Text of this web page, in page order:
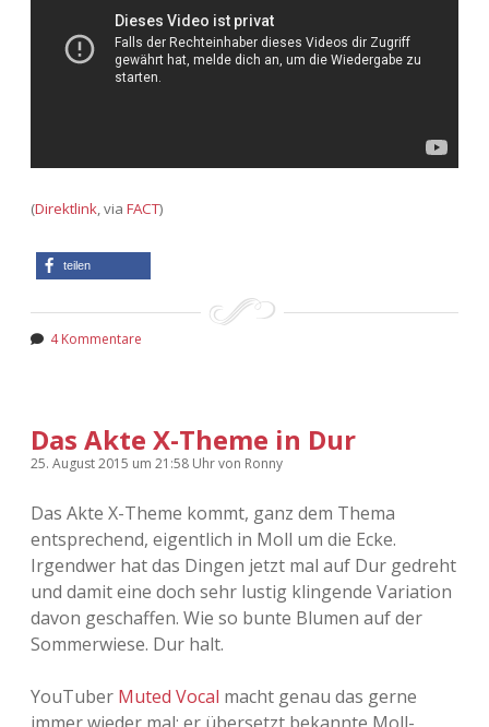
(Direktlink, via FACT)
teilen
4 Kommentare
Das Akte X-Theme in Dur
25. August 2015 um 21:58 Uhrvon Ronny
Das Akte X-Theme kommt, ganz dem Thema
entsprechend, eigentlich in Moll um die Ecke.
Irgendwer hat das Dingen jetzt mal auf Dur gedreht
und damit eine doch sehr lustig klingende Variation
davon geschaffen. Wie so bunte Blumen auf der
Sommerwiese. Dur halt.
YouTuber Muted Vocal macht genau das gerne